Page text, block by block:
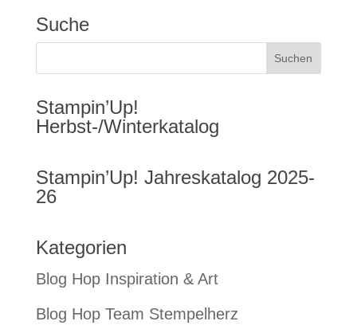
Suche
Stampin’Up!
Herbst-/Winterkatalog
Stampin’Up! Jahreskatalog 2025-
26
Kategorien
Blog Hop Inspiration & Art
Blog Hop Team Stempelherz